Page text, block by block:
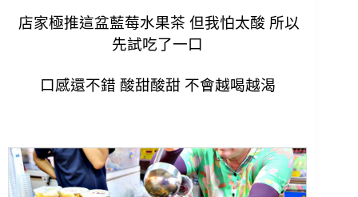
店家極推這盆藍莓水果茶 但我怕太酸 所以
先試吃了一口
口感還不錯 酸甜酸甜 不會越喝越渴